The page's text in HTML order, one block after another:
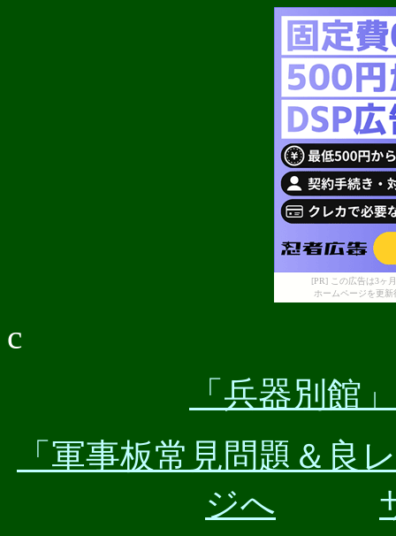
[PR] この広告は3ヶ
ホームページを更
c
「兵器別館
「軍事板常見問題＆良
ジへ